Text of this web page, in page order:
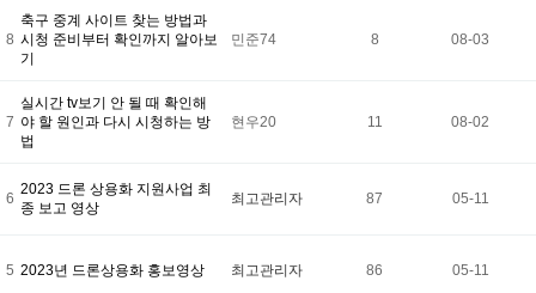
8
축구 중계 사이트 찾는 방법과
시청 준비부터 확인까지 알아보
기
민준74 8 08-03
7
실시간 tv보기 안 될 때 확인해
야 할 원인과 다시 시청하는 방
법
현우20 11 08-02
6
2023 드론 상용화 지원사업 최
종 보고 영상
최고관리자 87 05-11
5 2023년 드론상용화 홍보영상 최고관리자 86 05-11